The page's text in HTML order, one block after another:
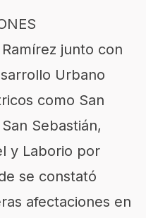
junto con
Urbano
como San
Sebastián,
y Laborio por
se constató
afectaciones en